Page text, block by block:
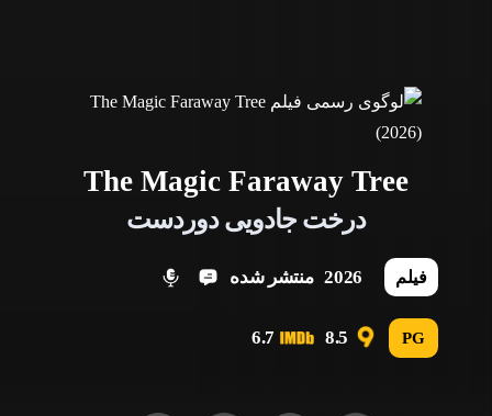
The Magic Faraway Tree
درخت جادویی دوردست
فیلم 2026 منتشر شده
PG
8.5
6.7